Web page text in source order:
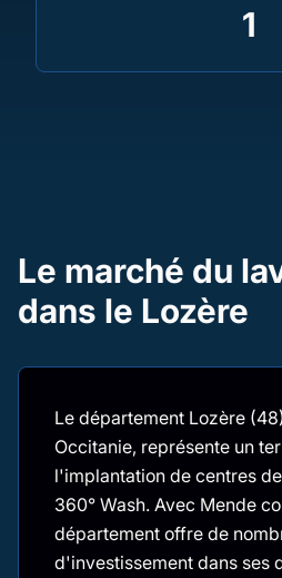
1
Le marché du
dans le Lozère
Le département Lozère
Occitanie, représente un
l'implantation de centres
360° Wash. Avec Mende
département offre de
d'investissement dans ses